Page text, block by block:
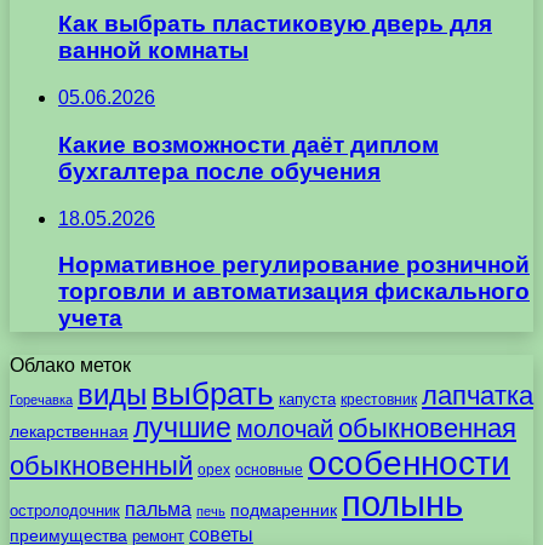
Как выбрать пластиковую дверь для
ванной комнаты
05.06.2026
Какие возможности даёт диплом
бухгалтера после обучения
18.05.2026
Нормативное регулирование розничной
торговли и автоматизация фискального
учета
Облако меток
Горечавка виды выбрать капуста крестовник лапчатка
лекарственная лучшие молочай обыкновенная
обыкновенный орех основные особенности
остролодочник пальма печь подмаренник полынь
преимущества ремонт советы